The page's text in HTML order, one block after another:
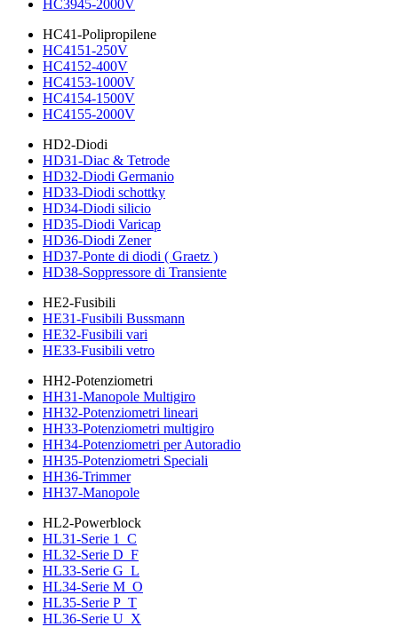
HC3945-2000V
HC41-Polipropilene
HC4151-250V
HC4152-400V
HC4153-1000V
HC4154-1500V
HC4155-2000V
HD2-Diodi
HD31-Diac & Tetrode
HD32-Diodi Germanio
HD33-Diodi schottky
HD34-Diodi silicio
HD35-Diodi Varicap
HD36-Diodi Zener
HD37-Ponte di diodi ( Graetz )
HD38-Soppressore di Transiente
HE2-Fusibili
HE31-Fusibili Bussmann
HE32-Fusibili vari
HE33-Fusibili vetro
HH2-Potenziometri
HH31-Manopole Multigiro
HH32-Potenziometri lineari
HH33-Potenziometri multigiro
HH34-Potenziometri per Autoradio
HH35-Potenziometri Speciali
HH36-Trimmer
HH37-Manopole
HL2-Powerblock
HL31-Serie 1_C
HL32-Serie D_F
HL33-Serie G_L
HL34-Serie M_O
HL35-Serie P_T
HL36-Serie U_X